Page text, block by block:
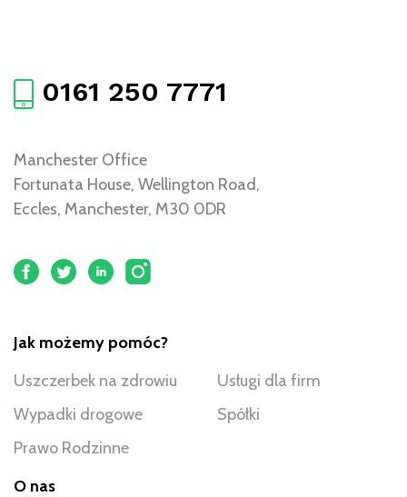
0161 250 7771
Manchester Office
Fortunata House, Wellington Road,
Eccles, Manchester, M30 0DR
Jak możemy pomóc?
Uszczerbek na zdrowiu
Wypadki drogowe
Prawo Rodzinne
Usługi dla firm
Spółki
O nas